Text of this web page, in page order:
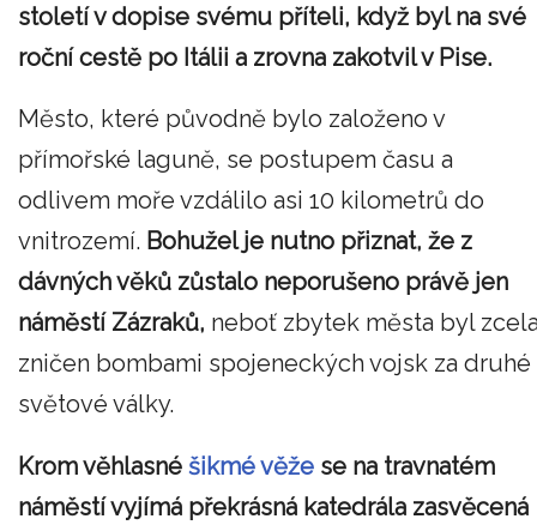
století v dopise svému příteli, když byl na své
roční cestě po Itálii a zrovna zakotvil v Pise.
Město, které původně bylo založeno v
přímořské laguně, se postupem času a
odlivem moře vzdálilo asi 10 kilometrů do
vnitrozemí. Bohužel je nutno přiznat, že z
dávných věků zůstalo neporušeno právě jen
náměstí Zázraků, neboť zbytek města byl
zničen bombami spojeneckých vojsk za druhé
světové války.
Krom věhlasné šikmé věže se na travnatém
náměstí vyjímá překrásná katedrála zasvěcená